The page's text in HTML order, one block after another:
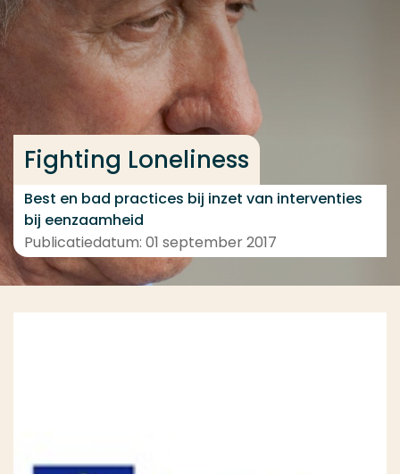
Ga direct naar de content
... > Medewerkers
Fighting Loneliness
Best en bad practices bij inzet van interventies
bij eenzaamheid
Publicatiedatum: 01 september 2017
Veel gezocht
Opleiding
Contact